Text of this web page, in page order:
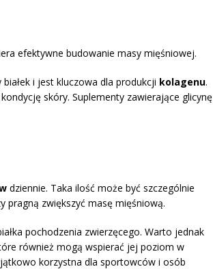
efektywne budowanie masy mięśniowej.
i jest kluczowa dla produkcji kolagenu.
skóry. Suplementy zawierające glicynę
dziennie. Taka ilość może być szczególnie
pragną zwiększyć masę mięśniową.
pochodzenia zwierzęcego. Warto jednak
również mogą wspierać jej poziom w
korzystna dla sportowców i osób